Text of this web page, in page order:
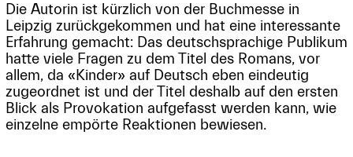
Die Autorin ist kürzlich von der Buchmesse in
Leipzig zurückgekommen und hat eine interessante
Erfahrung gemacht: Das deutschsprachige Publikum
hatte viele Fragen zu dem Titel des Romans, vor
allem, da «Kinder» auf Deutsch eben eindeutig
zugeordnet ist und der Titel deshalb auf den ersten
Blick als Provokation aufgefasst werden kann, wie
einzelne empörte Reaktionen bewiesen.